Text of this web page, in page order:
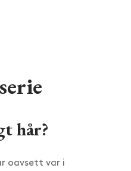
hår?
oavsett var i